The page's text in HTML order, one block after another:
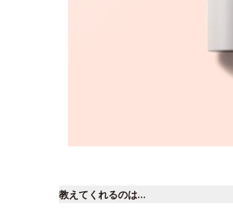
教えてくれるのは…